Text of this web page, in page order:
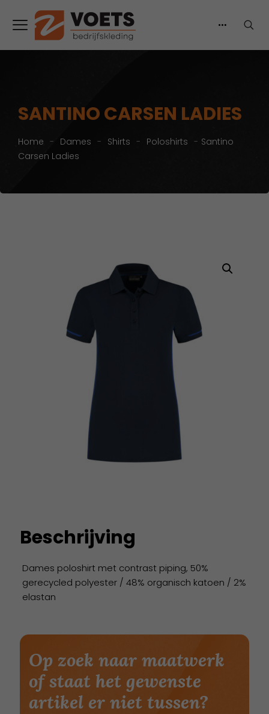
SANTINO CARSEN LADIES
Home - Dames - Shirts - Poloshirts - Santino
Carsen Ladies
Beschrijving
Dames poloshirt met contrast piping, 50%
gerecycled polyester / 48% organisch katoen / 2%
elastan
Op zoek naar maatwerk
of staat het gewenste
artikel er niet tussen?